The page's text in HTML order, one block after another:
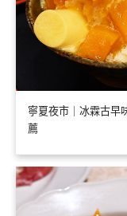
寧夏夜市｜冰霖古早
薦